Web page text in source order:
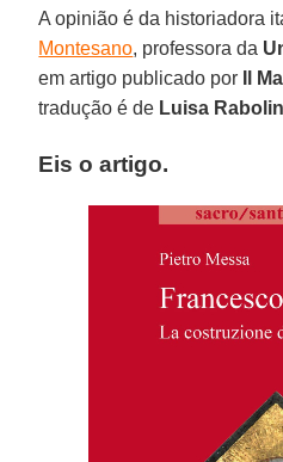
A opinião é da historiadora
Montesano, professora da
em artigo publicado por
Il
tradução é de Luisa
Eis o artigo.